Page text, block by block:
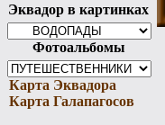
Эквадор в картинках
Фотоальбомы
Карта Эквадора
Карта Галапагосов